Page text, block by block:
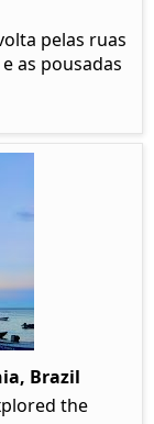
pelas ruas
as pousadas
Brazil
the